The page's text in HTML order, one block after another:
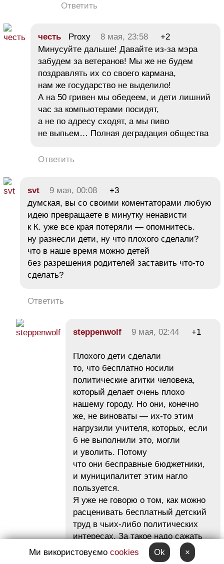
Ответить
честь Proxy 8 мая, 23:58
+2
Минусуйте дальше! Давайте из-за мэра
забудем за ветеранов! Мы же не будем
поздравлять их со своего кармана,
нам же государство не выделило!
А на 50 гривен мы обедеем, и дети лишний
час за компьютерами посидят,
а не по адресу сходят, а мы пиво
не выпьем… Полная деградация общества
Ответить
svt 9 мая, 00:08
+3
думская, вы со своими коментаторами любую
идею превращаете в минутку ненависти
к К. уже все края потеряли — опомнитесь.
ну разнесли дети, ну что плохого сделали?
что в наше время можно детей
без разрешения родителей заставить что-то
сделать?
Ответить
steppenwolf 9 мая, 02:44 +1
Плохого дети сделали
то, что бесплатно носили
политические агитки человека,
который делает очень плохо
нашему городу. Но они, конечно
же, не виноваты — их-то этим
нагрузили учителя, которых, если
б не выполнили это, могли
и уволить. Потому
что они бесправные бюджетники,
и муниципалитет этим нагло
пользуется.
Я уже не говорю о том, как можно
расценивать бесплатный детский
труд в чьих-либо политических
интересах. За такое надо сажать
Ми використовуємо cookies Ok ×